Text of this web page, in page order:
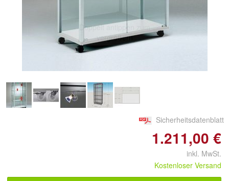
Doppelt antippen zum
vergrößern
Sicherheitsdatenblatt
1.211,00 €
inkl. MwSt.
Kostenloser Versand